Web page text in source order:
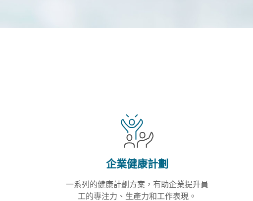
企業健康計劃
一系列的健康計劃方案，有助企業提升員
工的專注力、生產力和工作表現。